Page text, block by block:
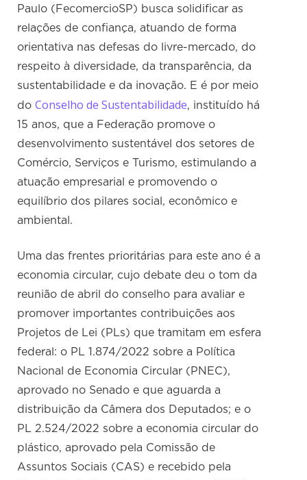
Paulo (FecomercioSP) busca solidificar as
relações de confiança, atuando de forma
orientativa nas defesas do livre-mercado, do
respeito à diversidade, da transparência, da
sustentabilidade e da inovação. E é por meio
doConselho de Sustentabilidade, instituído há
15 anos, que a Federação promove o
desenvolvimento sustentável dos setores de
Comércio, Serviços e Turismo, estimulando a
atuação empresarial e promovendo o
equilíbrio dos pilares social, econômico e
ambiental.
Uma das frentes prioritárias para este ano é a
economia circular, cujo debate deu o tom da
reunião de abril do conselho para avaliar e
promover importantes contribuições aos
Projetos de Lei (PLs) que tramitam em esfera
federal: o PL 1.874/2022 sobre a Política
Nacional de Economia Circular (PNEC),
aprovado no Senado e que aguarda a
distribuição da Câmera dos Deputados; e o
PL 2.524/2022 sobre a economia circular do
plástico, aprovado pela Comissão de
Assuntos Sociais (CAS) e recebido pela